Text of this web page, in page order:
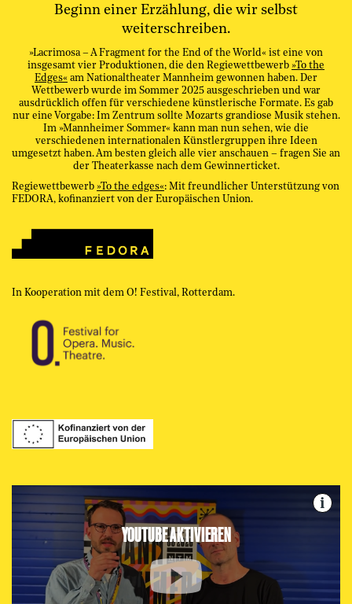
Beginn einer Erzählung, die wir selbst
weiterschreiben.
»Lacrimosa – A Fragment for the End of the World« ist eine von
insgesamt vier Produktionen, die den Regiewettbewerb »To the
Edges« am Nationaltheater Mannheim gewonnen haben. Der
Wettbewerb wurde im Sommer 2025 ausgeschrieben und war
ausdrücklich offen für verschiedene künstlerische Formate. Es gab
nur eine Vorgabe: Im Zentrum sollte Mozarts grandiose Musik stehen.
Im »Mannheimer Sommer« kann man nun sehen, wie die
verschiedenen internationalen Künstlergruppen ihre Ideen
umgesetzt haben. Am besten gleich alle vier anschauen – fragen Sie an
der Theaterkasse nach dem Gewinnerticket.
Regiewettbewerb »To the edges«: Mit freundlicher Unterstützung von
FEDORA, kofinanziert von der Europäischen Union.
In Kooperation mit dem O! Festival, Rotterdam.
YOUTUBE AKTIVIEREN
i